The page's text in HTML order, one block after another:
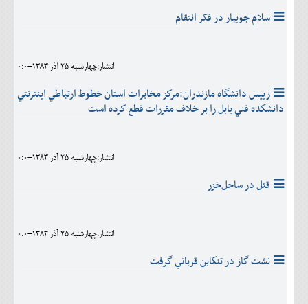
سلام جویبار در فکر انتقام
انتشار:چهارشنبه 25 آذر 1383-0:0
رييس دانشگاه مازندران:مركز مخابرات استان خطوط ارتباطي اينترنتي
دانشكده فني بابل را بر خلاف مقررات قطع كرده است
انتشار:چهارشنبه 25 آذر 1383-0:0
قتل در ساحل‌خزر
انتشار:چهارشنبه 25 آذر 1383-0:0
نشت گاز در تنكابن قرباني گرفت